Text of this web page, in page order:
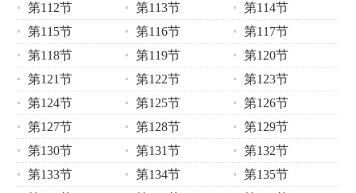
第112节
第113节
第114节
第115节
第116节
第117节
第118节
第119节
第120节
第121节
第122节
第123节
第124节
第125节
第126节
第127节
第128节
第129节
第130节
第131节
第132节
第133节
第134节
第135节